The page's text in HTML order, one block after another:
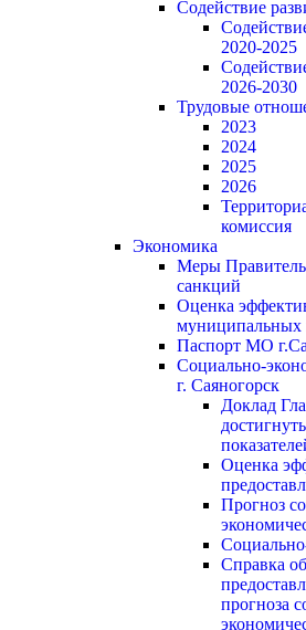
Содействие
2020-2025
2026-2030
Трудовые
2023
2024
2025
2026
комиссия
Экономика
Меры
санкций
Оценка
муниципальных
Паспорт МО
Социально-
г. Саяногорск
Доклад
Оценка
Прогноз
Справка
прогноза